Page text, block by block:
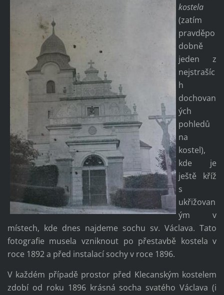
kostela
(zatím
pravděpo
dobně
jeden z
nejstrašíc
h
dochovan
ých
pohledů
na
kostel),
kde je
ještě kříž
s
ukřižovan
ým v
místech, kde dnes najdeme sochu sv. Václava. Tato
fotografie musela vzniknout po přestavbě kostela v
roce 1892 a před instalací sochy v roce 1896.
V každém případě prostor před Klecanským kostelem
zdobí od roku 1896 krásná socha svatého Václava (i